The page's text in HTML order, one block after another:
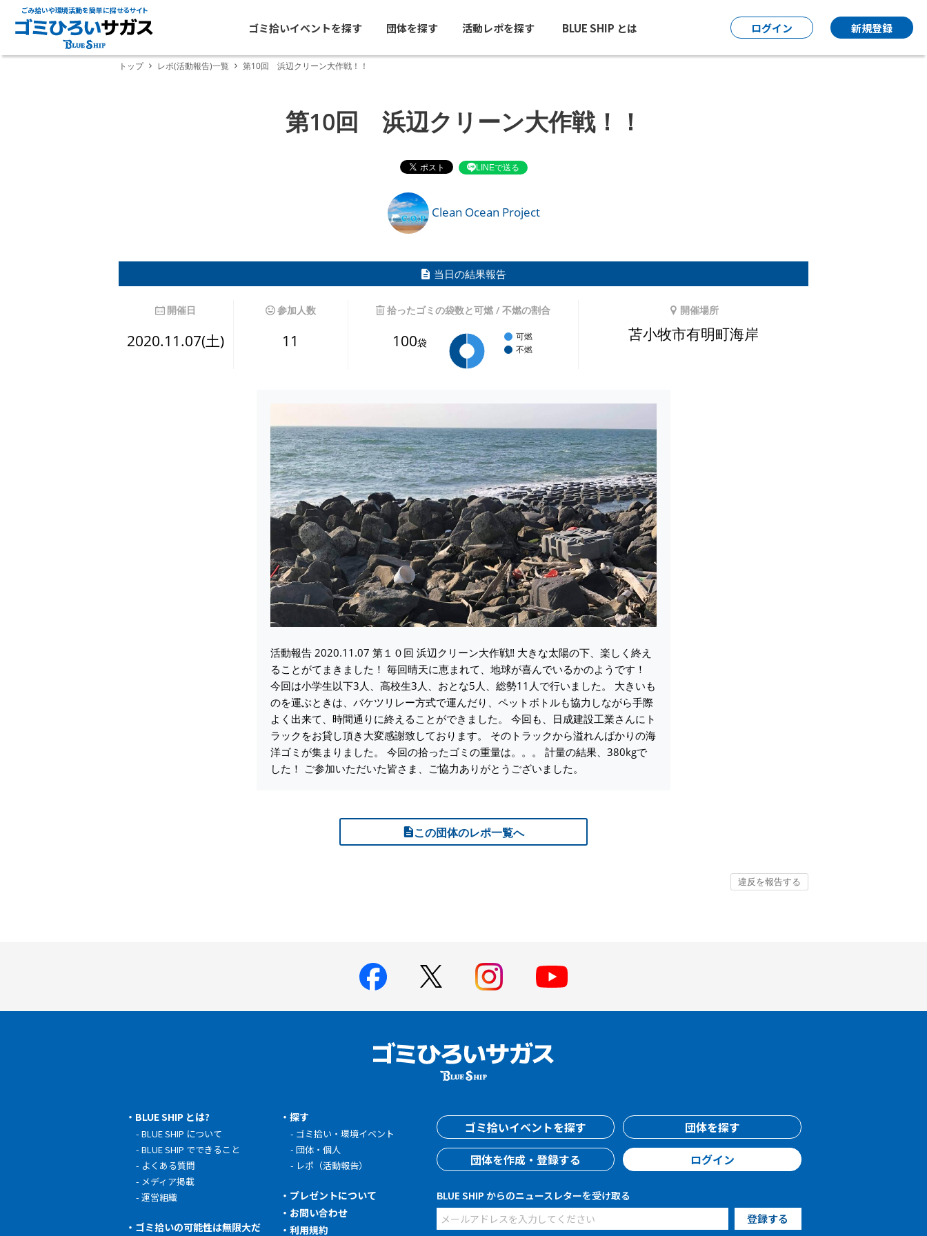
ごみ拾いや環境活動を簡単に探せるサイト
ゴミ拾いイベントを探す 団体を探す 活動レポを探す BLUE SHIP とは ログイン 新規登録
トップ レポ(活動報告)一覧 第10回 浜辺クリーン大作戦！！
第10回 浜辺クリーン大作戦！！
LINEで送る
Clean Ocean Project
当日の結果報告
開催日
2020.11.07(土)
参加人数
11
拾ったゴミの袋数と可燃 / 不燃の割合
100袋
可燃
不燃
開催場所
苫小牧市有明町海岸
活動報告 2020.11.07 第１０回 浜辺クリーン大作戦‼️ 大きな太陽の下、楽しく終え
ることがてまきました！ 毎回晴天に恵まれて、地球が喜んでいるかのようです！
今回は小学生以下3人、高校生3人、おとな5人、総勢11人で行いました。 大きいも
のを運ぶときは、バケツリレー方式で運んだり、ペットボトルも協力しながら手際
よく出来て、時間通りに終えることができました。 今回も、日成建設工業さんにト
ラックをお貸し頂き大変感謝致しております。 そのトラックから溢れんばかりの海
洋ゴミが集まりました。 今回の拾ったゴミの重量は。。。 計量の結果、380kgで
した！ ご参加いただいた皆さま、ご協力ありがとうございました。
この団体のレポ一覧へ
BLUE SHIP とは?
BLUE SHIP について
BLUE SHIP でできること
よくある質問
メディア掲載
運営組織
ゴミ拾いの可能性は無限大だ
探す
ゴミ拾い・環境イベント
団体・個人
レポ（活動報告）
プレゼントについて
お問い合わせ
利用規約
ゴミ拾いイベントを探す
団体を探す
団体を作成・登録する
ログイン
BLUE SHIP からのニュースレターを受け取る